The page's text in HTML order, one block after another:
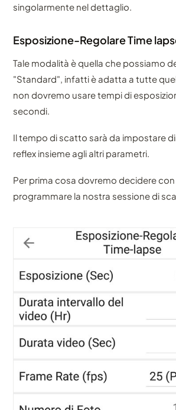
singolarmente nel dettaglio.
Esposizione-Regolare Time
Tale modalità è quella che possiamo
"Standard", infatti è adatta a tutte
non dovremo usare tempi di
secondi.
Il tempo di scatto sarà da impostare
reflex insieme agli altri parametri.
Per prima cosa dovremo decidere
programmare la nostra sessione di